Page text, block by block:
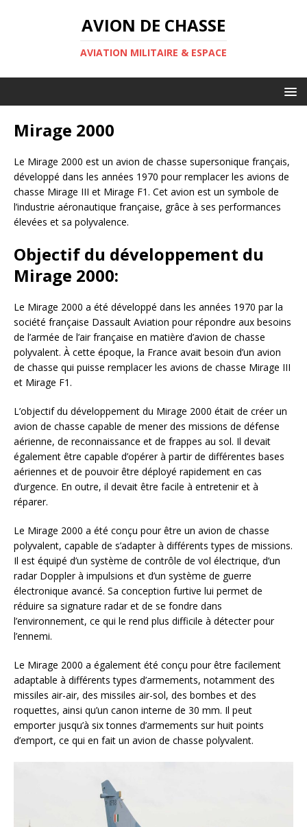
AVION DE CHASSE
AVIATION MILITAIRE & ESPACE
Mirage 2000
Le Mirage 2000 est un avion de chasse supersonique français,
développé dans les années 1970 pour remplacer les avions de
chasse Mirage III et Mirage F1. Cet avion est un symbole de
l’industrie aéronautique française, grâce à ses performances
élevées et sa polyvalence.
Objectif du développement du
Mirage 2000:
Le Mirage 2000 a été développé dans les années 1970 par la
société française Dassault Aviation pour répondre aux besoins
de l’armée de l’air française en matière d’avion de chasse
polyvalent. À cette époque, la France avait besoin d’un avion
de chasse qui puisse remplacer les avions de chasse Mirage III
et Mirage F1.
L’objectif du développement du Mirage 2000 était de créer un
avion de chasse capable de mener des missions de défense
aérienne, de reconnaissance et de frappes au sol. Il devait
également être capable d’opérer à partir de différentes bases
aériennes et de pouvoir être déployé rapidement en cas
d’urgence. En outre, il devait être facile à entretenir et à
réparer.
Le Mirage 2000 a été conçu pour être un avion de chasse
polyvalent, capable de s’adapter à différents types de missions.
Il est équipé d’un système de contrôle de vol électrique, d’un
radar Doppler à impulsions et d’un système de guerre
électronique avancé. Sa conception furtive lui permet de
réduire sa signature radar et de se fondre dans
l’environnement, ce qui le rend plus difficile à détecter pour
l’ennemi.
Le Mirage 2000 a également été conçu pour être facilement
adaptable à différents types d’armements, notamment des
missiles air-air, des missiles air-sol, des bombes et des
roquettes, ainsi qu’un canon interne de 30 mm. Il peut
emporter jusqu’à six tonnes d’armements sur huit points
d’emport, ce qui en fait un avion de chasse polyvalent.